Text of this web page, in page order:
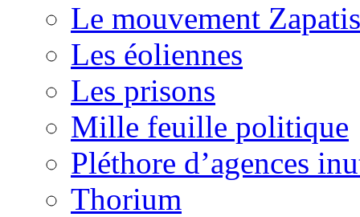
Le mouvement
Les éoliennes
Les prisons
Mille feuille politique
Pléthore d’agences
Thorium